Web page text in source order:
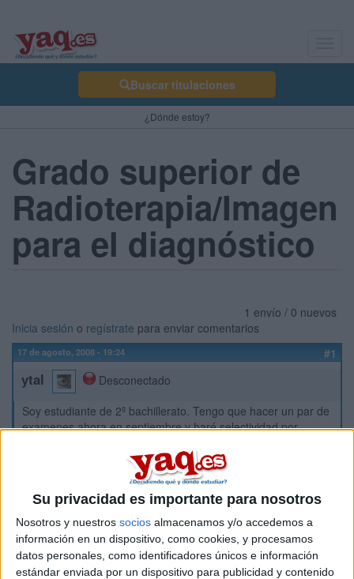
Su privacidad es importante para nosotros
Nosotros y nuestros socios almacenamos y/o accedemos a
información en un dispositivo, como cookies, y procesamos
datos personales, como identificadores únicos e información
estándar enviada por un dispositivo para publicidad y contenido
Buscar titulaciones
¿Dónde estoy?
Grado superior de
Radioterapia/Imagen
para el diagnóstico
1 envío / 0 nuevos
Inicia sesión o regístrate para enviar comentarios
17 de agosto, 2008 - 19:24 #1
ytal
Desconectado
Soy estudiante de 2º bachillerato. Tengo que hacer un par de
examenes ahora en septiembre y haré selectividad por
Me gustaria saber si hay alguien por aquí que haya estudiado
o quiera estudiar el grado superio de Radioterapia o de
Imagen para el diagnóstico. Y si es así, que me dijeran que
diagnóstico.
Iré seguramente a Córdoba o a Sevilla.